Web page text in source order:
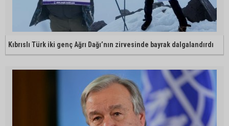
Kıbrıslı Türk iki genç Ağrı Dağı’nın zirvesinde bayrak dalgalandırdı